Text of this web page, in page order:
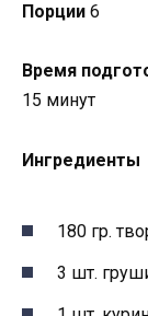
Порции 6
Время
15 минут
Ингредиенты
180 гр.
3 шт.